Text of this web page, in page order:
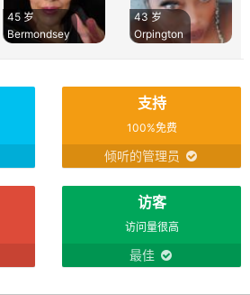
45 岁
Bermondsey
43 岁
Orpington
支持
100%免费
倾听的管理员
访客
访问量很高
最佳